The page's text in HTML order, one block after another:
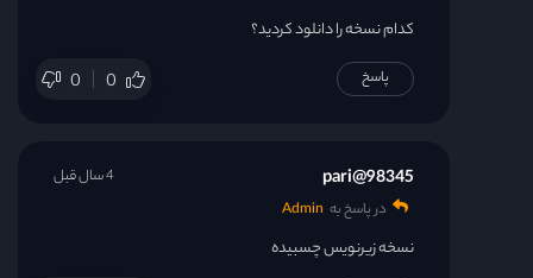
کدام نسخه را دانلود کردید؟
0 0 پاسخ
98345@pari
در پاسخ به Admin
نسخه زیرنویس چسبیده
4 سال قبل